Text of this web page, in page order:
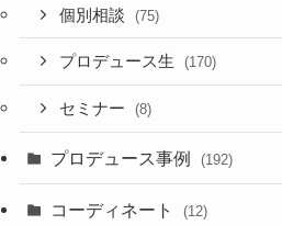
個別相談 (75)
プロデュース生 (170)
セミナー (8)
プロデュース事例 (192)
コーディネート (12)